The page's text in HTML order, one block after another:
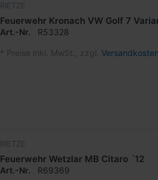
RIETZE
Feuerwehr Kronach VW Golf 7
Art.-Nr. R53328
* Preise inkl. MwSt., zzgl. Versandkosten
RIETZE
Feuerwehr Wetzlar MB Citaro ´12
Art.-Nr. R69369